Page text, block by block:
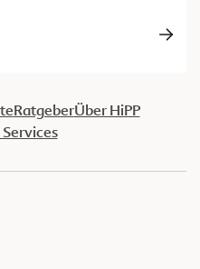
RatgeberÜber HiPP